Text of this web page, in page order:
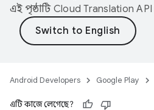
এই পৃষ্ঠাটি Cloud Translation API
Android Developers Google Play
এটি কাজে লেগেছে?